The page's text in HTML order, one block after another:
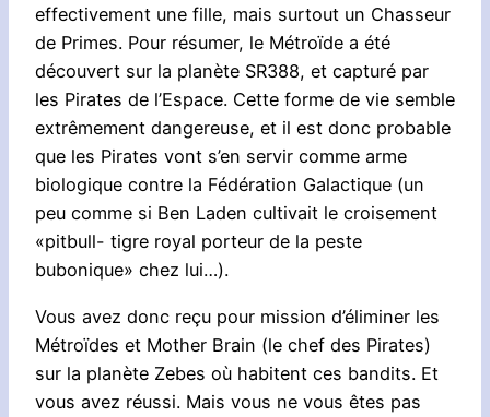
effectivement une fille, mais surtout un Chasseur
de Primes. Pour résumer, le Métroïde a été
découvert sur la planète SR388, et capturé par
les Pirates de l’Espace. Cette forme de vie semble
extrêmement dangereuse, et il est donc probable
que les Pirates vont s’en servir comme arme
biologique contre la Fédération Galactique (un
peu comme si Ben Laden cultivait le croisement
«pitbull- tigre royal porteur de la peste
bubonique» chez lui…).
Vous avez donc reçu pour mission d’éliminer les
Métroïdes et Mother Brain (le chef des Pirates)
sur la planète Zebes où habitent ces bandits. Et
vous avez réussi. Mais vous ne vous êtes pas